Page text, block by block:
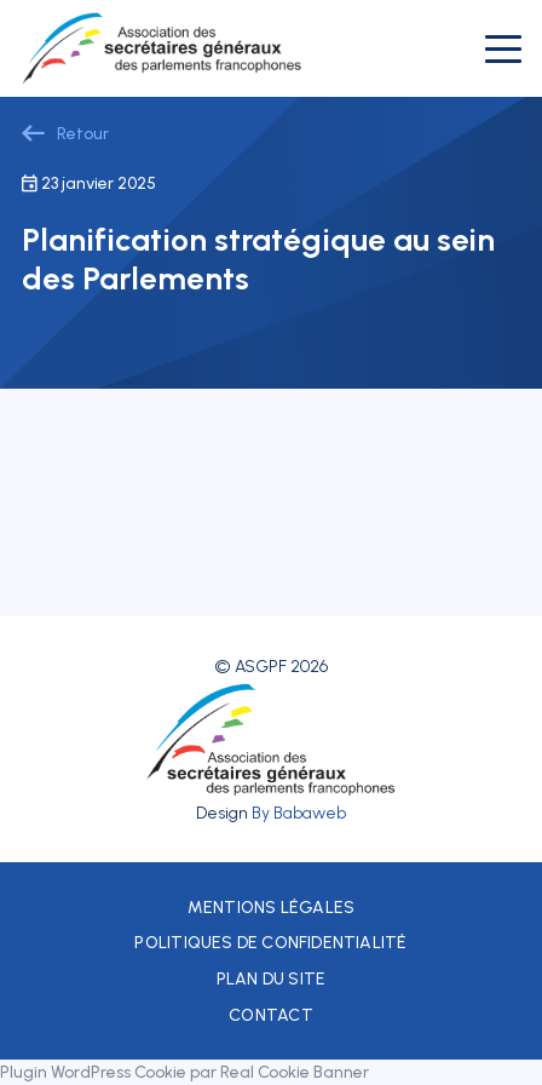
Retour
23 janvier 2025
Planification stratégique au sein
des Parlements
© ASGPF 2026
Design By Babaweb
MENTIONS LÉGALES
POLITIQUES DE CONFIDENTIALITÉ
PLAN DU SITE
CONTACT
Plugin WordPress Cookie par Real Cookie Banner